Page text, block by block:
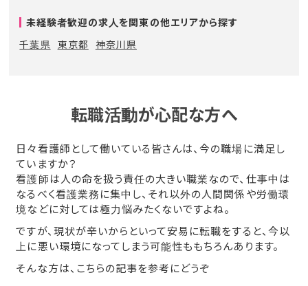
未経験者歓迎の求人を関東の他エリアから探す
千葉県
東京都 神奈川県
転職活動が心配な方へ
日々看護師として働いている皆さんは、今の職場に満足し
ていますか？
看護師は人の命を扱う責任の大きい職業なので、仕事中は
なるべく看護業務に集中し、それ以外の人間関係や労働環
境などに対しては極力悩みたくないですよね。
ですが、現状が辛いからといって安易に転職をすると、今以
上に悪い環境になってしまう可能性ももちろんあります。
そんな方は、こちらの記事を参考にどうぞ